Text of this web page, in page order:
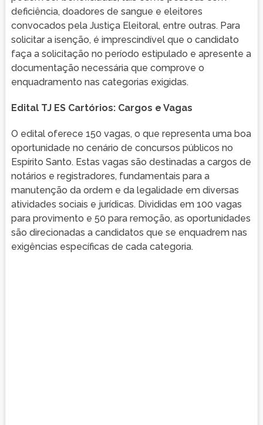
deficiência, doadores de sangue e eleitores
convocados pela Justiça Eleitoral, entre outras. Para
solicitar a isenção, é imprescindível que o candidato
faça a solicitação no período estipulado e apresente a
documentação necessária que comprove o
enquadramento nas categorias exigidas.
Edital TJ ES Cartórios: Cargos e Vagas
O edital oferece 150 vagas, o que representa uma boa
oportunidade no cenário de concursos públicos no
Espírito Santo. Estas vagas são destinadas a cargos de
notários e registradores, fundamentais para a
manutenção da ordem e da legalidade em diversas
atividades sociais e jurídicas. Divididas em 100 vagas
para provimento e 50 para remoção, as oportunidades
são direcionadas a candidatos que se enquadrem nas
exigências específicas de cada categoria.